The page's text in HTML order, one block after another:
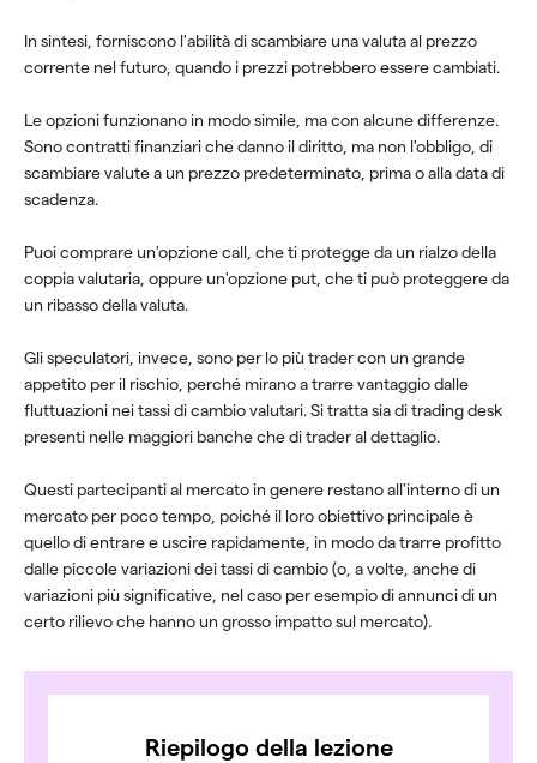
In sintesi, forniscono l'abilità di scambiare una valuta al prezzo
corrente nel futuro, quando i prezzi potrebbero essere cambiati.
Le opzioni funzionano in modo simile, ma con alcune differenze.
Sono contratti finanziari che danno il diritto, ma non l'obbligo, di
scambiare valute a un prezzo predeterminato, prima o alla data di
scadenza.
Puoi comprare un'opzione call, che ti protegge da un rialzo della
coppia valutaria, oppure un'opzione put, che ti può proteggere da
un ribasso della valuta.
Gli speculatori, invece, sono per lo più trader con un grande
appetito per il rischio, perché mirano a trarre vantaggio dalle
fluttuazioni nei tassi di cambio valutari. Si tratta sia di trading desk
presenti nelle maggiori banche che di trader al dettaglio.
Questi partecipanti al mercato in genere restano all'interno di un
mercato per poco tempo, poiché il loro obiettivo principale è
quello di entrare e uscire rapidamente, in modo da trarre profitto
dalle piccole variazioni dei tassi di cambio (o, a volte, anche di
variazioni più significative, nel caso per esempio di annunci di un
certo rilievo che hanno un grosso impatto sul mercato).
Riepilogo della lezione